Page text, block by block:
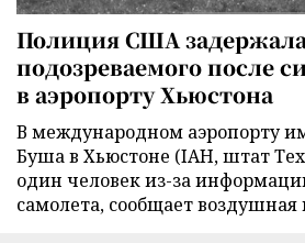
Полиция США
подозреваемого после
в аэропорту Хьюстона
В международном аэропорту
Буша в Хьюстоне (IAH, штат
один человек из-за
самолета, сообщает воздушная